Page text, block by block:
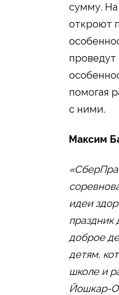
сумму.
откроют
помогая
с ними.
Максим
идеи
праздник
доброе
детям,
школе и
Йошкар-